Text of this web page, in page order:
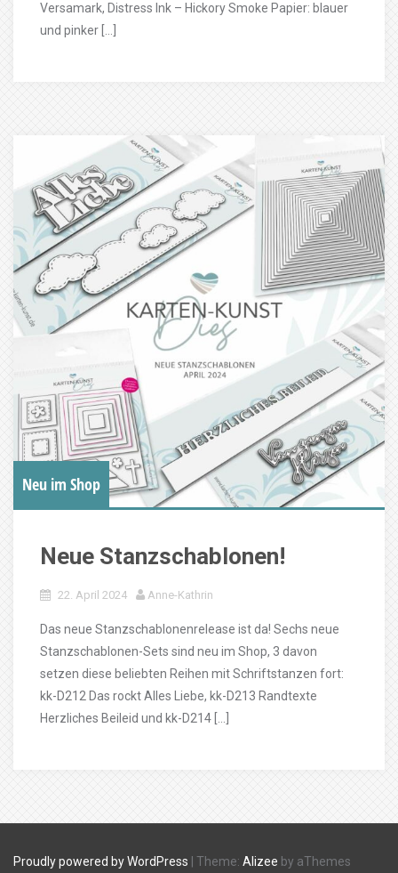
Versamark, Distress Ink – Hickory Smoke Papier: blauer
und pinker […]
Neu im Shop
Neue Stanzschablonen!
22. April 2024 Anne-Kathrin
Das neue Stanzschablonenrelease ist da! Sechs neue
Stanzschablonen-Sets sind neu im Shop, 3 davon
setzen diese beliebten Reihen mit Schriftstanzen fort:
kk-D212 Das rockt Alles Liebe, kk-D213 Randtexte
Herzliches Beileid und kk-D214 […]
Proudly powered by WordPress Theme: Alizee by aThemes